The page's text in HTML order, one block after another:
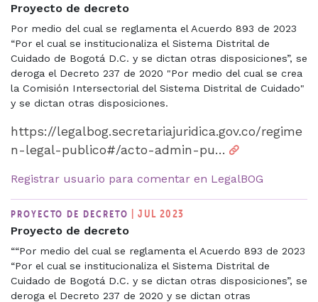
Proyecto de decreto
Por medio del cual se reglamenta el Acuerdo 893 de 2023
“Por el cual se institucionaliza el Sistema Distrital de
Cuidado de Bogotá D.C. y se dictan otras disposiciones”, se
deroga el Decreto 237 de 2020 "Por medio del cual se crea
la Comisión Intersectorial del Sistema Distrital de Cuidado"
y se dictan otras disposiciones.
https://legalbog.secretariajuridica.gov.co/regime
n-legal-publico#/acto-admin-pu…
Registrar usuario para comentar en LegalBOG
PROYECTO DE DECRETO | JUL 2023
Proyecto de decreto
““Por medio del cual se reglamenta el Acuerdo 893 de 2023
“Por el cual se institucionaliza el Sistema Distrital de
Cuidado de Bogotá D.C. y se dictan otras disposiciones”, se
deroga el Decreto 237 de 2020 y se dictan otras